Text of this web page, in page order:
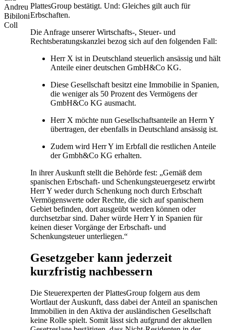
PlattesGroup bestätigt. Und: Gleiches gilt auch für
Erbschaften.
Die Anfrage unserer Wirtschafts-, Steuer- und
Rechtsberatungskanzlei bezog sich auf den folgenden Fall:
Herr X ist in Deutschland steuerlich ansässig und hält
Anteile einer deutschen GmbH&Co KG.
Diese Gesellschaft besitzt eine Immobilie in Spanien,
die weniger als 50 Prozent des Vermögens der
GmbH&Co KG ausmacht.
Herr X möchte nun Gesellschaftsanteile an Herrn Y
übertragen, der ebenfalls in Deutschland ansässig ist.
Zudem wird Herr Y im Erbfall die restlichen Anteile
der Gmbh&Co KG erhalten.
In ihrer Auskunft stellt die Behörde fest: „Gemäß dem
spanischen Erbschaft- und Schenkungsteuergesetz erwirbt
Herr Y weder durch Schenkung noch durch Erbschaft
Vermögenswerte oder Rechte, die sich auf spanischem
Gebiet befinden, dort ausgeübt werden können oder
durchsetzbar sind. Daher würde Herr Y in Spanien für
keinen dieser Vorgänge der Erbschaft- und
Schenkungsteuer unterliegen.“
Gesetzgeber kann jederzeit
kurzfristig nachbessern
Die Steuerexperten der PlattesGroup folgern aus dem
Wortlaut der Auskunft, dass dabei der Anteil an spanischen
Immobilien in den Aktiva der ausländischen Gesellschaft
keine Rolle spielt. Somit lässt sich aufgrund der aktuellen